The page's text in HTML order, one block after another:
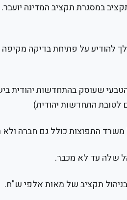
במסגרת תקציב המדינה יועבר.
להודיע על פתיחת בדיקה
שעוסק בהתחדשות יהודית